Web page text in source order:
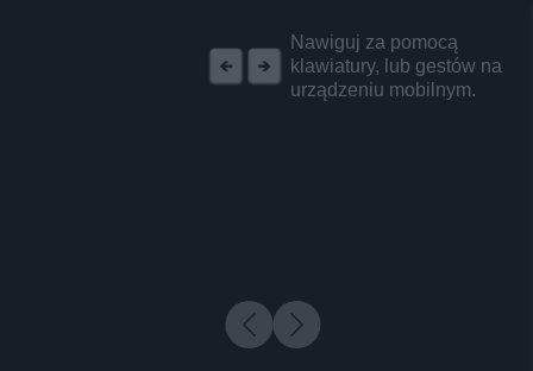
Nawiguj za pomocą
klawiatury, lub gestów na
urządzeniu mobilnym.